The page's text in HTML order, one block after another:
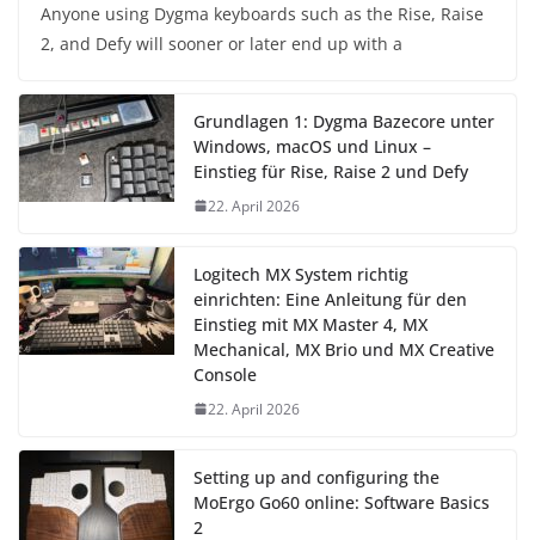
Anyone using Dygma keyboards such as the Rise, Raise
2, and Defy will sooner or later end up with a
Grundlagen 1: Dygma Bazecore unter
Windows, macOS und Linux –
Einstieg für Rise, Raise 2 und Defy
22. April 2026
Logitech MX System richtig
einrichten: Eine Anleitung für den
Einstieg mit MX Master 4, MX
Mechanical, MX Brio und MX Creative
Console
22. April 2026
Setting up and configuring the
MoErgo Go60 online: Software Basics
2